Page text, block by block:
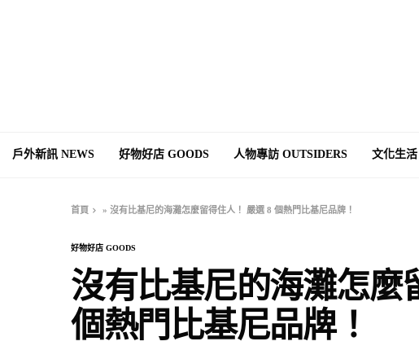
戶外新訊 NEWS 好物好店 GOODS 人物專訪 OUTSIDERS 文化生
首頁 »沒有比基尼的海灘怎麼留得住人！ 嚴選 8 個熱門比基尼品牌！
好物好店 GOODS
沒有比基尼的海灘怎麼
個熱門比基尼品牌！